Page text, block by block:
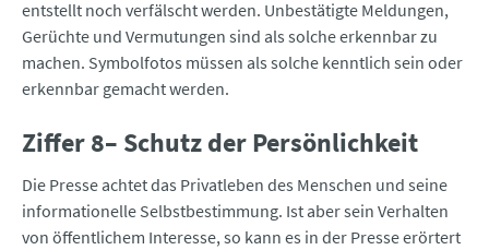
entstellt noch verfälscht werden. Unbestätigte Meldungen,
Gerüchte und Vermutungen sind als solche erkennbar zu
machen. Symbolfotos müssen als solche kenntlich sein oder
erkennbar gemacht werden.
Ziffer 8– Schutz der Persönlichkeit
Die Presse achtet das Privatleben des Menschen und seine
informationelle Selbstbestimmung. Ist aber sein Verhalten
von öffentlichem Interesse, so kann es in der Presse erörtert